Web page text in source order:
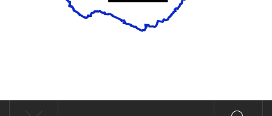
ÁNDALE NOTICIAS
Noticias